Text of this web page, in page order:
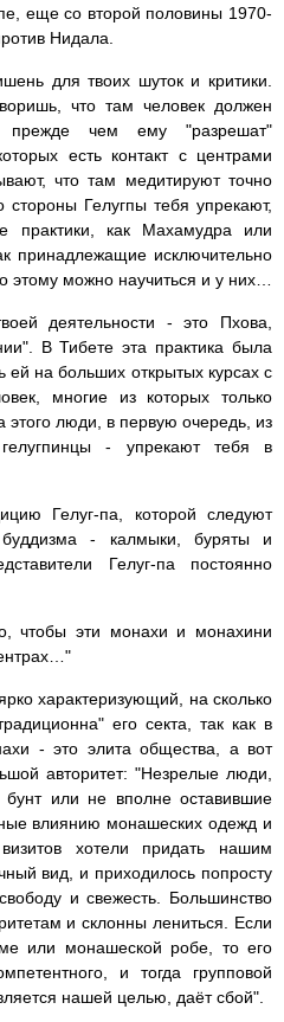
еще со второй половины 1970-
Нидала.
для твоих шуток и критики.
что там человек должен
прежде чем ему "разрешат"
есть контакт с центрами
что там медитируют точно
Гелугпы тебя упрекают,
практики, как Махамудра или
принадлежащие исключительно
этому можно научиться и у них…
деятельности - это Пхова,
В Тибете эта практика была
ей на больших открытых курсах с
многие из которых только
этого люди, в первую очередь, из
- упрекают тебя в
Гелуг-па, которой следуют
буддизма - калмыки, буряты и
Гелуг-па постоянно
чтобы эти монахи и монахини
характеризующий, на сколько
его секта, так как в
- это элита общества, а вот
авторитет: "Незрелые люди,
или не вполне оставившие
влиянию монашеских одежд и
хотели придать нашим
вид, и приходилось попросту
и свежесть. Большинство
и склонны лениться. Если
или монашеской робе, то его
и тогда групповой
нашей целью, даёт сбой".